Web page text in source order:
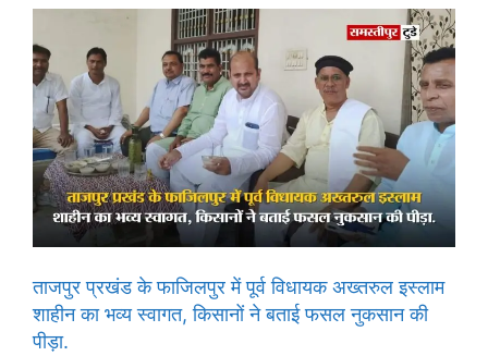
ताजपुर प्रखंड के फाजिलपुर में पूर्व विधायक अख्तरुल इस्लाम
शाहीन का भव्य स्वागत, किसानों ने बताई फसल नुकसान की
पीड़ा.